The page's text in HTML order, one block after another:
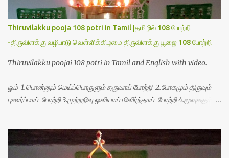
Thiruvilakku pooja 108 potri in Tamil |தமிழில் 108 போற்றி
-திருவிளக்கு வழிபாடு வெள்ளிக்கிழமை திருவிளக்கு பூஜை 108 போற்றி
Thiruvilakku poojai 108 potri in Tamil and English with video.
ஓம் 1.பொன்னும் மெய்ப்பொருளும் தருவாய் போற்றி 2.போகமும் திருவும்
புணர்ப்பாய் போற்றி 3.முற்றறிவு ஒளியாய் மிளிர்ந்தாய் போற்றி 4.மூவுலகும்
8.பிறர்வயமாகா பெரியோய் போற்றி 9.பேரின்பப் பெருக்காய் பொலிந்தாய்
போற்றி 10.பேரருட்கடலாம் பேரரு...